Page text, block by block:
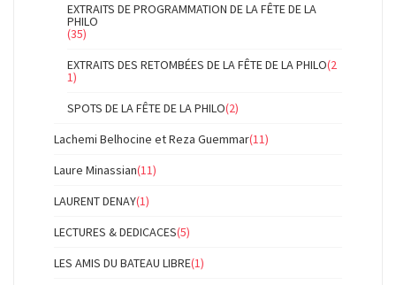
EXTRAITS DE PROGRAMMATION DE LA FÊTE DE LA
PHILO
(35)
EXTRAITS DES RETOMBÉES DE LA FÊTE DE LA PHILO(2
1)
SPOTS DE LA FÊTE DE LA PHILO(2)
Lachemi Belhocine et Reza Guemmar(11)
Laure Minassian(11)
LAURENT DENAY(1)
LECTURES & DEDICACES(5)
LES AMIS DU BATEAU LIBRE(1)